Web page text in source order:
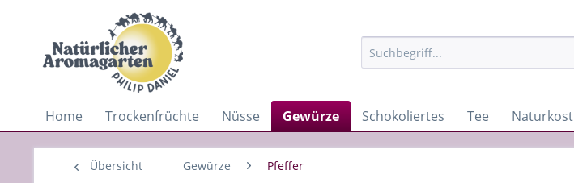
Home Trockenfrüchte Nüsse Gewürze Schokoliertes Tee Naturkost
Übersicht Gewürze Pfeffer